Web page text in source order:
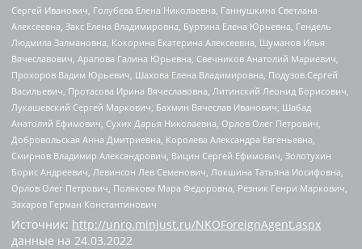
Сергей Иванович, Голубева Елена Николаевна, Ганнушкина Светлана
Алексеевна, Закс Елена Владимировна, Буртина Елена Юрьевна, Гендель
Людмила Залмановна, Кокорина Екатерина Алексеевна, Шуманов Илья
Вячеславович, Арапова Галина Юрьевна, Свечников Анатолий Мариевич,
Прохоров Вадим Юрьевич, Шахова Елена Владимировна, Подузов Сергей
Васильевич, Протасова Ирина Вячеславовна, Литинский Леонид Борисович,
Лукашевский Сергей Маркович, Бахмин Вячеслав Иванович, Шабад
Анатолий Ефимович, Сухих Дарья Николаевна, Орлов Олег Петрович,
Добровольская Анна Дмитриевна, Королева Александра Евгеньевна,
Смирнов Владимир Александрович, Вицин Сергей Ефимович, Золотухин
Борис Андреевич, Левинсон Лев Семенович, Локшина Татьяна Иосифовна,
Орлов Олег Петрович, Полякова Мара Федоровна, Резник Генри Маркович,
Захаров Герман Константинович
Источник: http://unro.minjust.ru/NKOForeignAgent.aspx
данные на 24.03.2022